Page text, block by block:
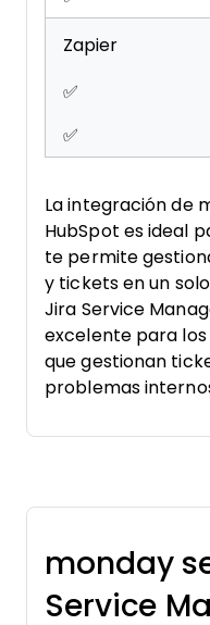
Zapier
✅
✅
La integración de
HubSpot es ideal
te permite
y tickets en un
Jira Service
excelente para los
que gestionan
problemas
monday
Service